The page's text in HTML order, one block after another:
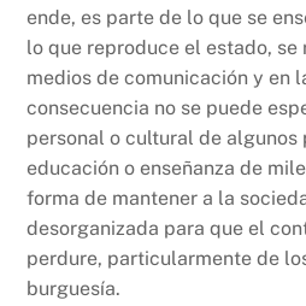
ende, es parte de lo que se
lo que reproduce el estado, se
medios de comunicación y en
consecuencia no se puede
personal o cultural de algunos
educación o enseñanza de
forma de mantener a la
desorganizada para que el
perdure, particularmente de
burguesía.